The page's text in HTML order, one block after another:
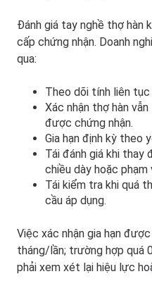
Đánh giá tay nghề thợ hàn
cấp chứng nhận. Doanh
qua:
Theo dõi tính liên tục
Xác nhận thợ hàn
được chứng nhận.
Gia hạn định kỳ theo
Tái đánh giá khi thay
chiều dày hoặc phạm
Tái kiểm tra khi quá
cầu áp dụng.
Việc xác nhận gia hạn
tháng/lần; trường hợp quá
phải xem xét lại hiệu lực